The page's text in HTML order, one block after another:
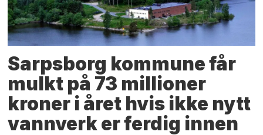
Sarpsborg kommune får
mulkt på 73 millioner
kroner i året hvis ikke nytt
vannverk er ferdig innen